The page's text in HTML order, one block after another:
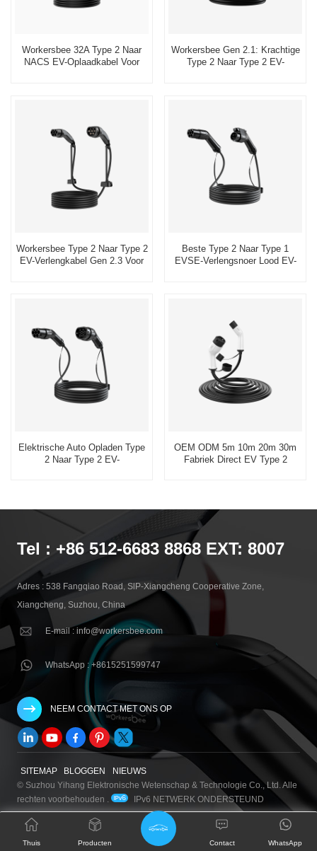
Workersbee 32A Type 2 Naar
NACS EV-Oplaadkabel Voor
Workersbee Gen 2.1: Krachtige
Type 2 Naar Type 2 EV-
Workersbee Type 2 Naar Type 2
EV-Verlengkabel Gen 2.3 Voor
Beste Type 2 Naar Type 1
EVSE-Verlengsnoer Lood EV-
Elektrische Auto Opladen Type
2 Naar Type 2 EV-
OEM ODM 5m 10m 20m 30m
Fabriek Direct EV Type 2
Tel : +86 512-6683 8868 EXT: 8007
Adres : 538 Fangqiao Road, SlP-Xiangcheng Cooperative Zone,
Xiangcheng, Suzhou, China
E-mail : info@workersbee.com
WhatsApp : +8615251599747
NEEM CONTACT MET ONS OP
SITEMAP BLOGGEN
NIEUWS
© Suzhou Yihang Elektronische Wetenschap & Technologie Co., Ltd. Alle
rechten voorbehouden .
IPv6 NETWERK ONDERSTEUND
Thuis Producten WhatsApp
Contact